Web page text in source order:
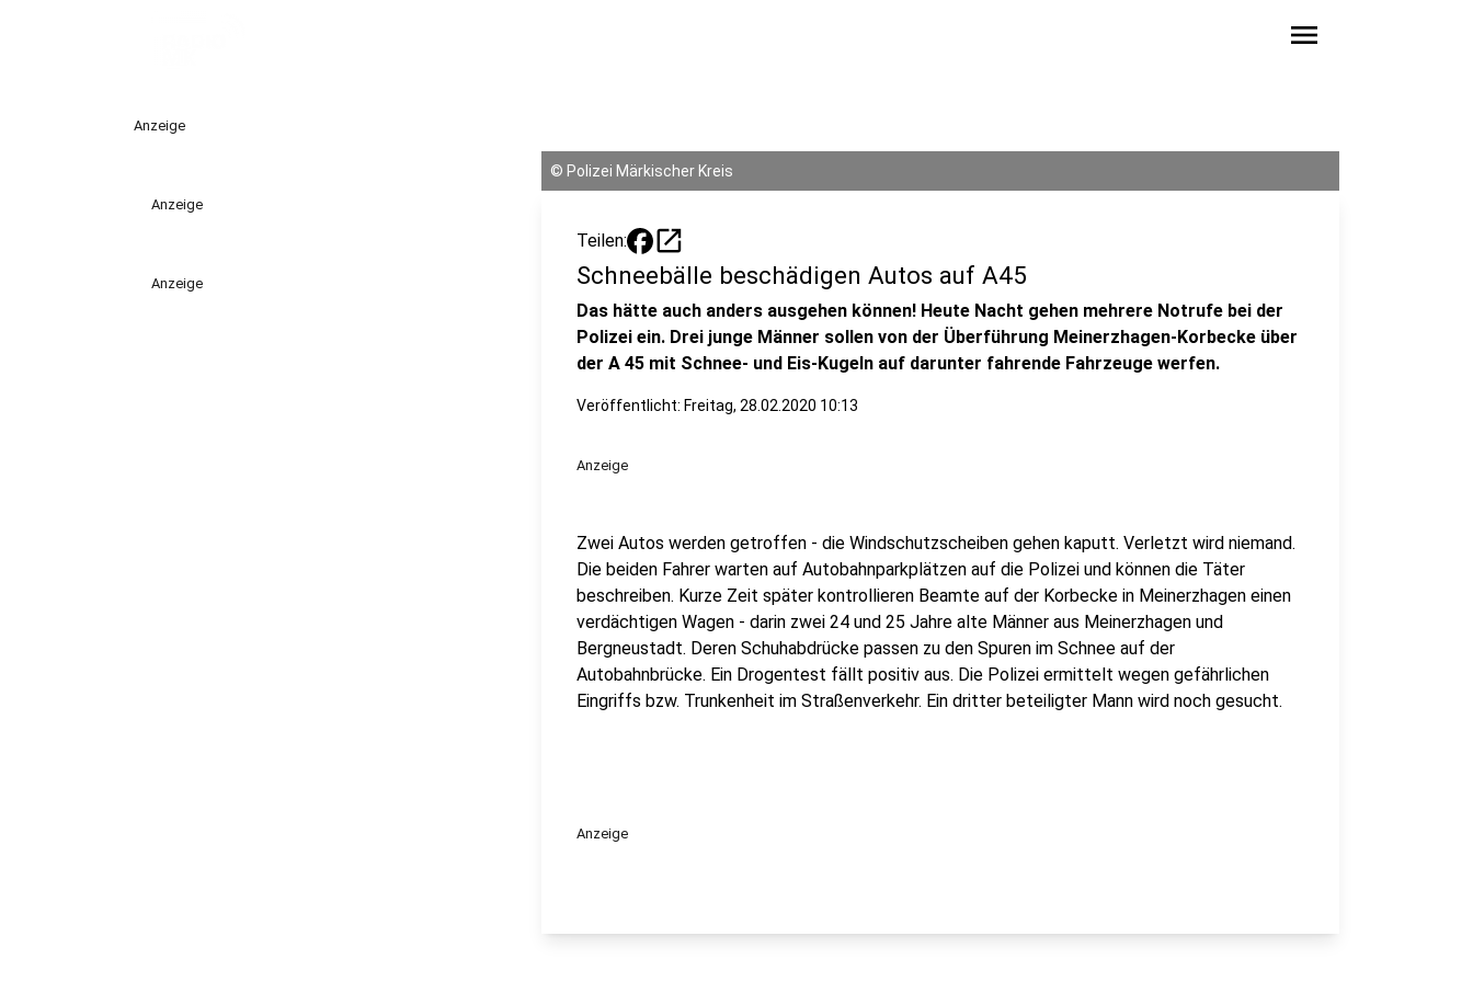
menu
Anzeige
Anzeige
Anzeige
© Polizei Märkischer Kreis
Teilen: open_in_new
Schneebälle beschädigen Autos auf A45
Das hätte auch anders ausgehen können! Heute Nacht gehen mehrere Notrufe bei der
Polizei ein. Drei junge Männer sollen von der Überführung Meinerzhagen-Korbecke über
der A 45 mit Schnee- und Eis-Kugeln auf darunter fahrende Fahrzeuge werfen.
Veröffentlicht: Freitag, 28.02.2020 10:13
Anzeige
Zwei Autos werden getroffen - die Windschutzscheiben gehen kaputt. Verletzt wird niemand.
Die beiden Fahrer warten auf Autobahnparkplätzen auf die Polizei und können die Täter
beschreiben. Kurze Zeit später kontrollieren Beamte auf der Korbecke in Meinerzhagen einen
verdächtigen Wagen - darin zwei 24 und 25 Jahre alte Männer aus Meinerzhagen und
Bergneustadt. Deren Schuhabdrücke passen zu den Spuren im Schnee auf der
Autobahnbrücke. Ein Drogentest fällt positiv aus. Die Polizei ermittelt wegen gefährlichen
Eingriffs bzw. Trunkenheit im Straßenverkehr. Ein dritter beteiligter Mann wird noch gesucht.
Anzeige